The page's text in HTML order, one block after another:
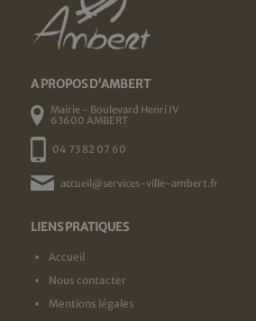
A PROPOS D'AMBERT
Mairie - Boulevard Henri IV
63600 AMBERT
04 73 82 07 60
accueil@services-ville-ambert.fr
LIENS PRATIQUES
Accueil
Nous contacter
Mentions légales